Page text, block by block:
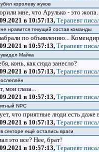
королеву жуков
мне, что Арулько - это
в 10:57:13, Терапевт
нравится текущий состав команды
по объявлению...
в 10:57:13, Терапевт
Майка
конь, как сюда занесло?
в 10:57:13, Терапевт
мои глаза...
в 10:57:13, Терапевт
NPC
что приятные люди есть даже
в 10:57:13, Терапевт
секторе ещё остались враги
это все? Нее, брат!
в 10:57:13, Терапевт